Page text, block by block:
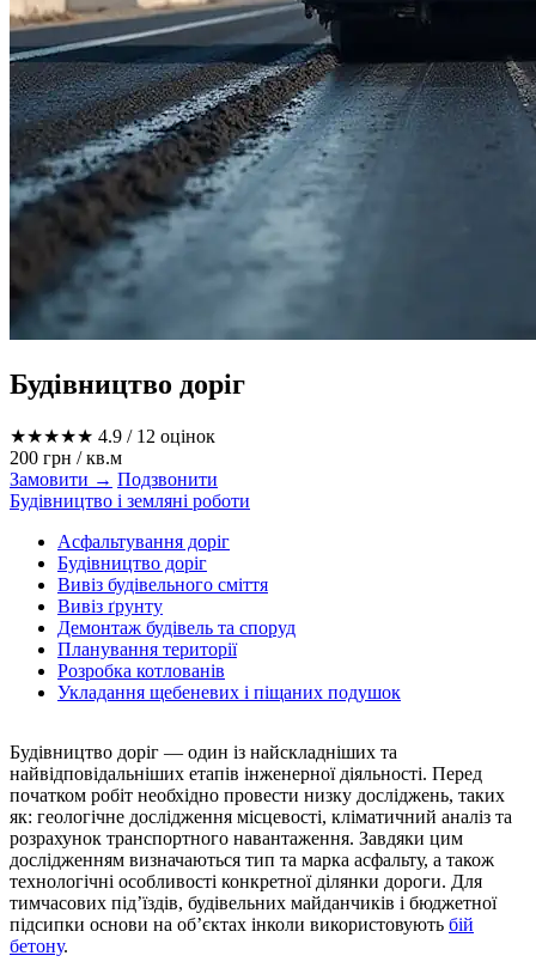
Будівництво доріг
★★★★★ 4.9 / 12 оцінок
200 грн / кв.м
Замовити → Подзвонити
Будівництво і земляні роботи
Асфальтування доріг
Будівництво доріг
Вивіз будівельного сміття
Вивіз ґрунту
Демонтаж будівель та споруд
Планування території
Розробка котлованів
Укладання щебеневих і піщаних подушок
Будівництво доріг — один із найскладніших та
найвідповідальніших етапів інженерної діяльності. Перед
початком робіт необхідно провести низку досліджень, таких
як: геологічне дослідження місцевості, кліматичний аналіз та
розрахунок транспортного навантаження. Завдяки цим
дослідженням визначаються тип та марка асфальту, а також
технологічні особливості конкретної ділянки дороги. Для
тимчасових під’їздів, будівельних майданчиків і бюджетної
підсипки основи на об’єктах інколи використовують бій
бетону.